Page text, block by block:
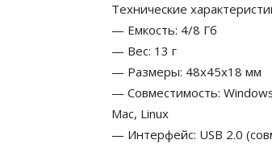
Технические
— Емкость: 4/8 Гб
— Вес: 13 г
— Размеры: 48х45х18 мм
— Совместимость:
Mac, Linux
— Интерфейс: USB 2.0